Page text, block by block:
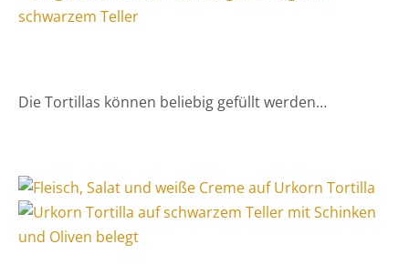
Die Tortillas können beliebig gefüllt werden…